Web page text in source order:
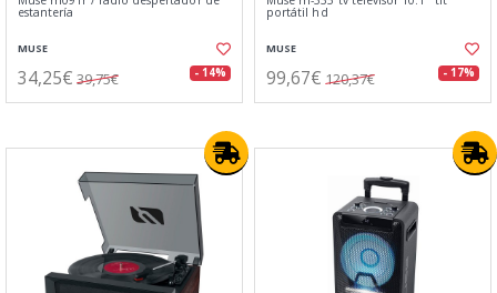
estantería
MUSE
34,25€ 39,75€ - 14%
portátil hd
MUSE
99,67€ 120,37€ - 17%